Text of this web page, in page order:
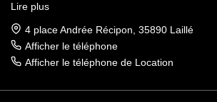
sur l'axe Rennes-Nantes.
Réputés pour notre sérieux et notre
FNAIM et du Fichier commun Exclusivité
démarches.
Lire plus
4 place Andrée Récipon, 35890 Laillé
Afficher le téléphone
Afficher le téléphone de Location